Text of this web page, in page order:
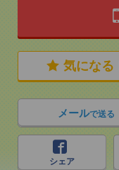
気になる
メールで送る
シェア